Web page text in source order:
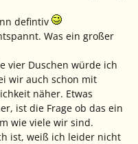
defintiv
Was ein großer
vier Duschen würde ich
wir auch schon mit
näher. Etwas
ist die Frage ob das ein
wie viele wir sind.
ist, weiß ich leider nicht